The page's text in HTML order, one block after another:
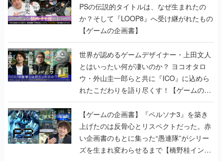
PSの伝説的タイトルは、なぜ生まれたの
か？そして『LOOP8』へ受け継がれたもの
【ゲームの企画書】
世界が認めるゲームデザイナー・上田文人
とはいったい何が凄いのか？ ヨコオタロ
ウ・外山圭一郎らと共に『ICO』に込めら
れたこだわりを語り尽くす！【ゲームの企
画書】
【ゲームの企画書】『ペルソナ3』を築き
上げたのは反骨心とリスペクトだった。赤
い企画書のもとに集った“愚連隊”がシリー
ズを生まれ変わらせるまで【橋野桂インタ